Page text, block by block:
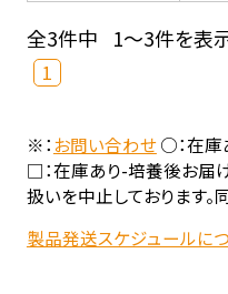
全3件中 1～3件を表
1
※：お問い合わせ○：在庫
□：在庫あり-培養後お届
扱いを中止しております。
製品発送スケジュールに